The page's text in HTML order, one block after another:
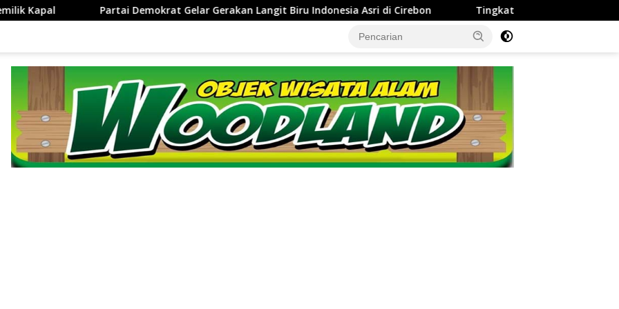
Gelar Gerakan Langit Biru Indonesia Asri di Cirebon ‎Tingkatkan Kinerja dan Integritas Manajer, Perumda Tirta